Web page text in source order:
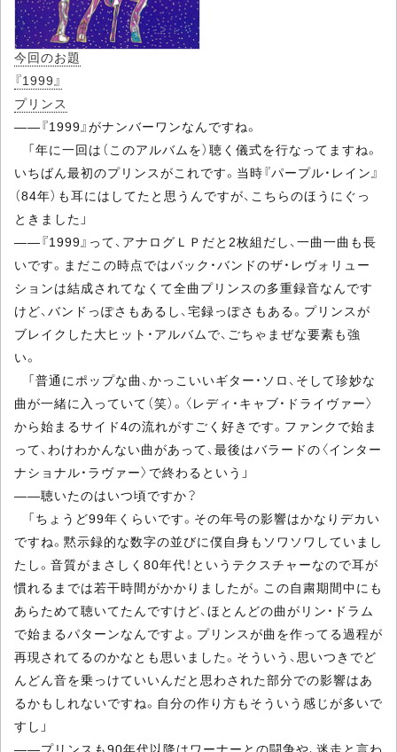
今回のお題
『1999』
プリンス
――『1999』がナンバーワンなんですね。
「年に一回は（このアルバムを）聴く儀式を行なってますね。
いちばん最初のプリンスがこれです。当時『パープル・レイン』
（84年）も耳にはしてたと思うんですが、こちらのほうにぐっ
ときました」
――『1999』って、アナログＬＰだと2枚組だし、一曲一曲も長
いです。まだこの時点ではバック・バンドのザ・レヴォリュー
ションは結成されてなくて全曲プリンスの多重録音なんです
けど、バンドっぽさもあるし、宅録っぽさもある。プリンスが
ブレイクした大ヒット・アルバムで、ごちゃまぜな要素も強
い。
「普通にポップな曲、かっこいいギター・ソロ、そして珍妙な
曲が一緒に入っていて（笑）。〈レディ・キャブ・ドライヴァー〉
から始まるサイド4の流れがすごく好きです。ファンクで始ま
って、わけわかんない曲があって、最後はバラードの〈インター
ナショナル・ラヴァー〉で終わるという」
――聴いたのはいつ頃ですか？
「ちょうど99年くらいです。その年号の影響はかなりデカい
ですね。黙示録的な数字の並びに僕自身もソワソワしていまし
たし。音質がまさしく80年代！というテクスチャーなので耳が
慣れるまでは若干時間がかかりましたが。この自粛期間中にも
あらためて聴いてたんですけど、ほとんどの曲がリン・ドラム
で始まるパターンなんですよ。プリンスが曲を作ってる過程が
再現されてるのかなとも思いました。そういう、思いつきでど
んどん音を乗っけていいんだと思わされた部分での影響はあ
るかもしれないですね。自分の作り方もそういう感じが多いで
すし」
――プリンスも90年代以降はワーナーとの闘争や、迷走と言わ